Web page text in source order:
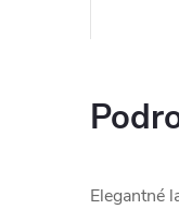
Elegantné